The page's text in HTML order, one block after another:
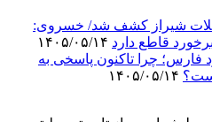
در قلات شیراز کشف شد/ خسروی:
قاطع دارد
فارس؛ چرا تاکنون پاسخی به